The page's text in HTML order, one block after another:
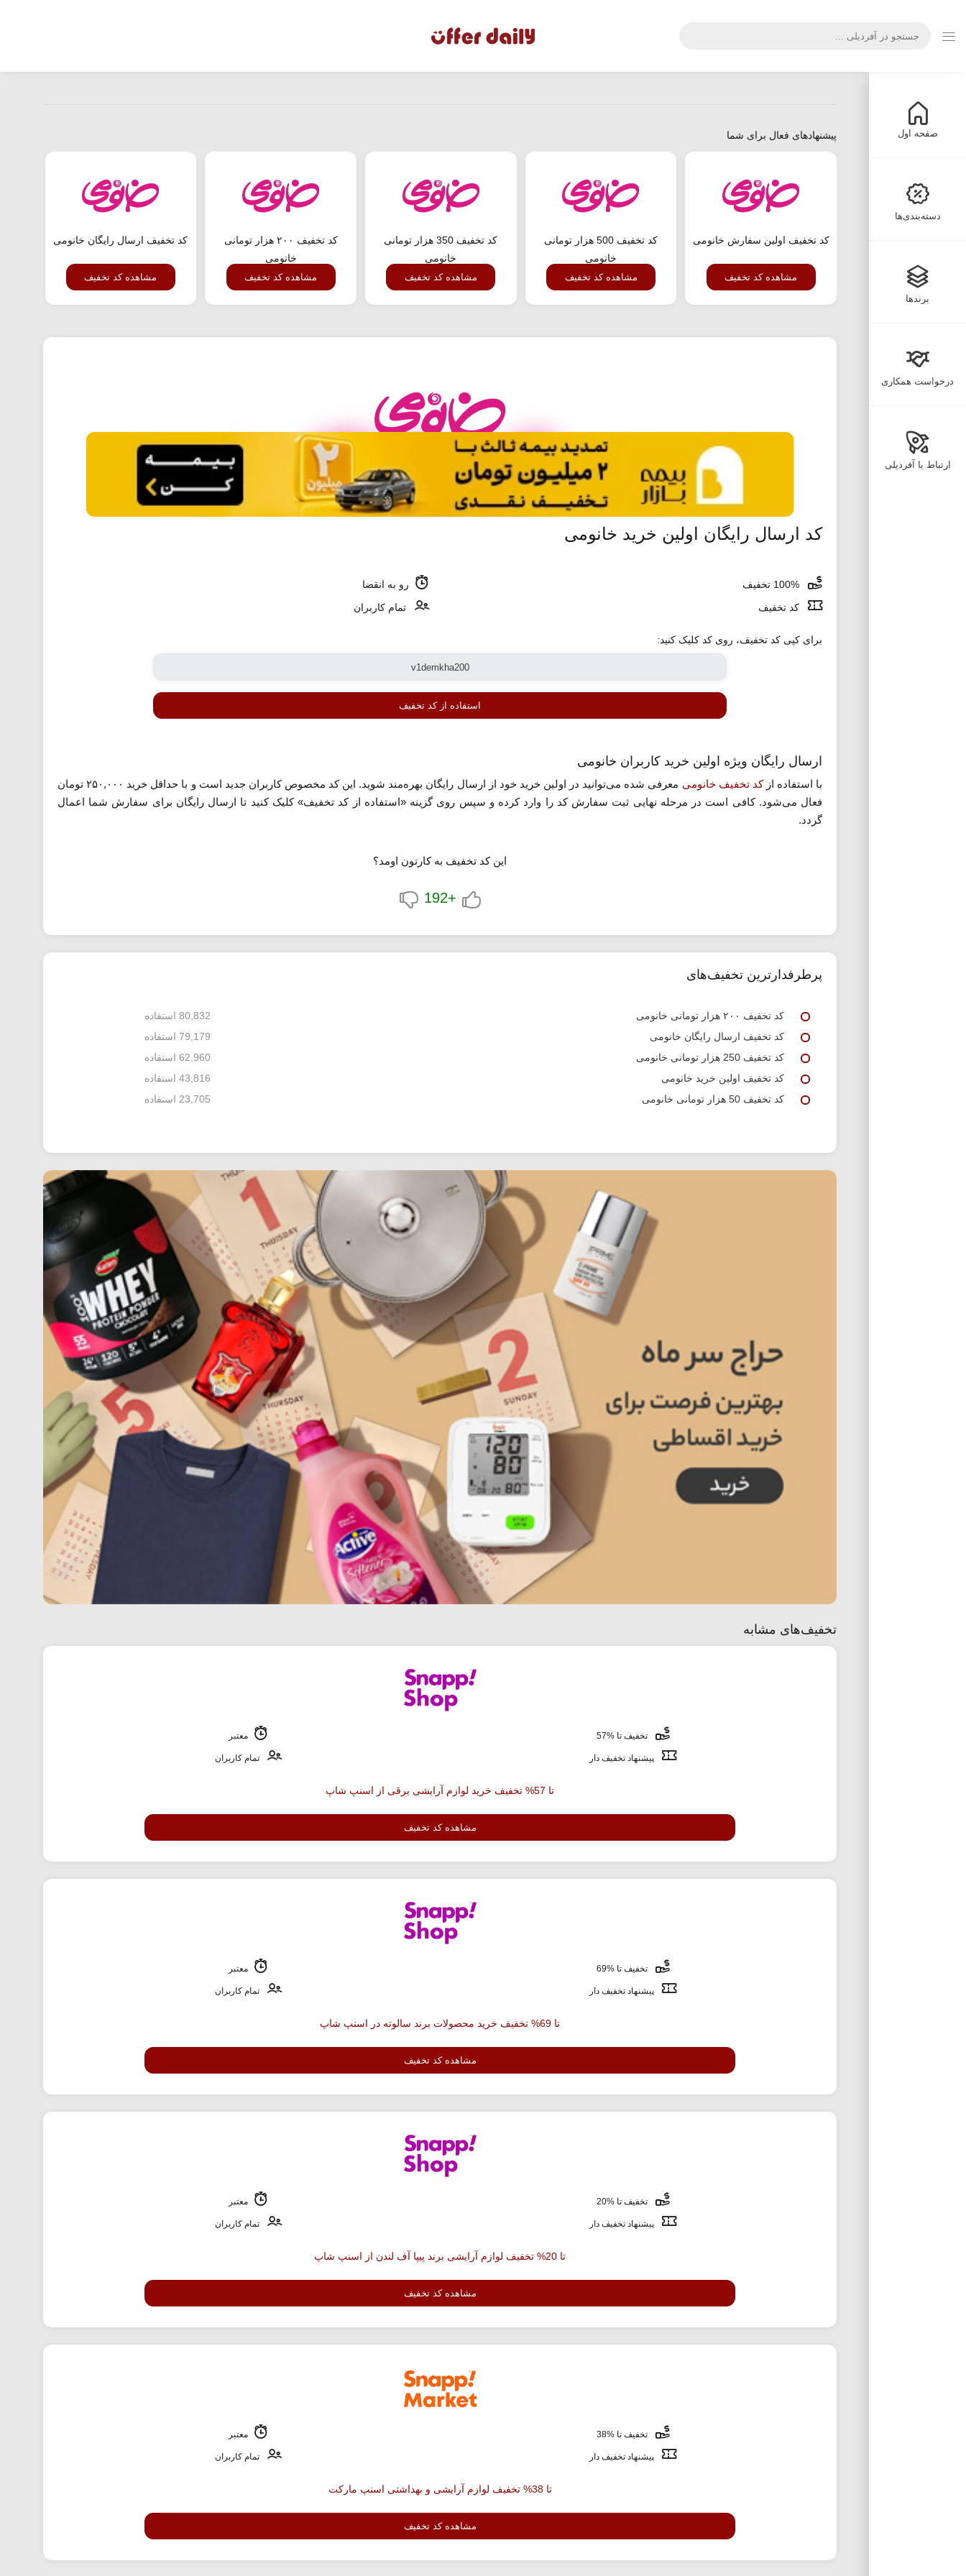
صفحه اول
دسته‌بندی‌ها
برندها
درخواست همکاری
ارتباط با آفردیلی
پیشنهادهای فعال برای شما
کد تخفیف اولین سفارش خانومی
مشاهده کد تخفیف
کد تخفیف 500 هزار تومانی
خانومی
مشاهده کد تخفیف
کد تخفیف 350 هزار تومانی
خانومی
مشاهده کد تخفیف
کد تخفیف ۲۰۰ هزار تومانی
خانومی
مشاهده کد تخفیف
کد تخفیف ارسال رایگان خانومی
مشاهده کد تخفیف
کد ارسال رایگان اولین خرید خانومی
رو به انقضا
کد تخفیف
تمام کاربران
برای کپی کد تخفیف، روی کد کلیک کنید:
استفاده از کد تخفیف
ارسال رایگان ویژه اولین خرید کاربران خانومی
با استفاده ازکد تخفیف خانومی
معرفی شده می‌توانید در اولین خرید خود از ارسال رایگان بهره‌مند شوید. این کد مخصوص کاربران جدید است و با حداقل خرید ۲۵۰,۰۰۰ تومان
فعال می‌شود. کافی است در مرحله نهایی ثبت سفارش کد را وارد کرده و سپس روی گزینه «استفاده از کد تخفیف» کلیک کنید تا ارسال رایگان برای سفارش شما اعمال
گردد.
این کد تخفیف به کارتون اومد؟
+192
پرطرفدارترین تخفیف‌های
کد تخفیف ۲۰۰ هزار تومانی خانومی
80,832 استفاده
کد تخفیف ارسال رایگان خانومی
79,179 استفاده
کد تخفیف 250 هزار تومانی خانومی
62,960 استفاده
کد تخفیف اولین خرید خانومی
43,816 استفاده
کد تخفیف 50 هزار تومانی خانومی
23,705 استفاده
تخفیف‌های مشابه
تخفیف تا %57 معتبر
پیشنهاد تخفیف دار تمام کاربران
تا 57% تخفیف خرید لوازم آرایشی برقی از اسنپ شاپ
مشاهده کد تخفیف
تخفیف تا %69 معتبر
پیشنهاد تخفیف دار تمام کاربران
تا 69% تخفیف خرید محصولات برند سالوته در اسنپ شاپ
مشاهده کد تخفیف
تخفیف تا %20 معتبر
پیشنهاد تخفیف دار تمام کاربران
تا 20% تخفیف لوازم آرایشی برند پیپا آف لندن از اسنپ شاپ
مشاهده کد تخفیف
تخفیف تا %38 معتبر
پیشنهاد تخفیف دار تمام کاربران
تا 38% تخفیف لوازم آرایشی و بهداشتی اسنپ مارکت
مشاهده کد تخفیف